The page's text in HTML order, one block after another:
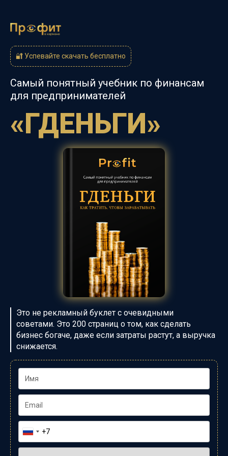
🔐 Успевайте скачать бесплатно
Самый понятный учебник по финансам
для предпринимателей
«ГДЕНЬГИ»
Это не рекламный буклет с очевидными
советами. Это 200 страниц о том, как сделать
бизнес богаче, даже если затраты растут, а выручка
снижается.